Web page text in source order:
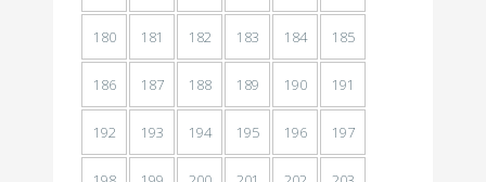
180 181 182 183 184 185
186 187 188 189 190 191
192 193 194 195 196 197